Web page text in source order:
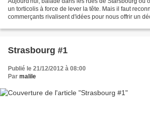
un torticolis à force de lever la tête. Mais il faut
commerçants rivalisent d'idées pour nous offrir un
Strasbourg #1
Publié le 21/12/2012 à 08:00
Par malile